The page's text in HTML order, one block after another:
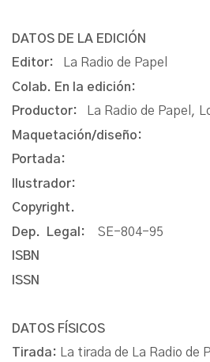
DATOS DE LA EDICIÓN
Editor:
La Radio de Papel
Colab. En la edición:
Productor:
La Radio de Papel,
Maquetación/diseño:
Portada:
Ilustrador:
Copyright.
Dep. Legal: SE-804-95
ISBN
ISSN
DATOS FÍSICOS
Tirada: La tirada de La Radio de